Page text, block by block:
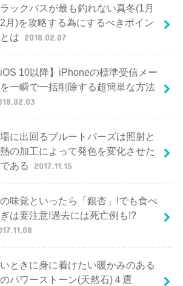
ックバスが最も釣れない真冬(1月
月)を攻略する為にするべきポイン
とは 2018.02.07
iOS 10以降】iPhoneの標準受信メー
一瞬で一括削除する超簡単な方法
に出回るブルートパーズは照射と
の加工によって発色を変化させた
ある
2017.11.15
味覚といったら「銀杏」!でも食べ
は要注意!過去には死亡例も!?
ときに身に着けたい暖かみのある
パワーストーン(天然石)４選